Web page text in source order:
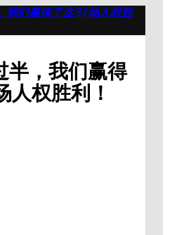
半，我们赢得
人权胜利！